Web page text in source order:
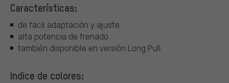
Características:
de fácil adaptación y ajuste
alta potencia de frenado
también disponible en versión Long Pull
Indice de colores: